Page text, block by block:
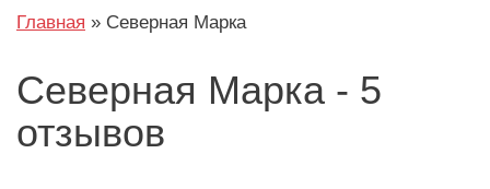
Главная » Северная Марка
Северная Марка - 5
отзывов